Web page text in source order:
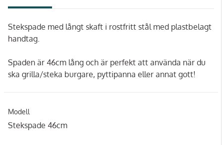
Stekspade med långt skaft i rostfritt stål med plastbelagt
handtag.
Spaden är 46cm lång och är perfekt att använda när du
ska grilla/steka burgare, pyttipanna eller annat gott!
Modell
Stekspade 46cm